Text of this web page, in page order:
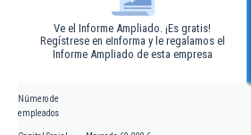
Ve el Informe Ampliado. ¡Es gratis!
Regístrese en eInforma y le regalamos el
Informe Ampliado de esta empresa
Número de
empleados